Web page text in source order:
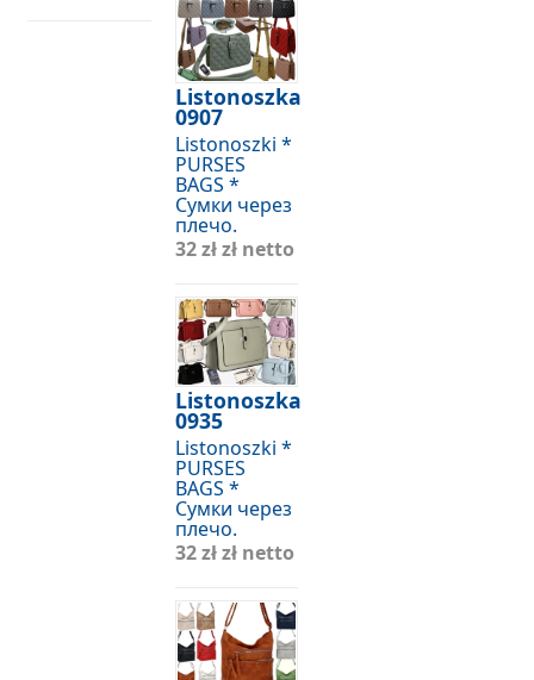
Listonoszka
0907
Listonoszki *
PURSES
BAGS *
Сумки через
плечо.
32 złzł netto
Listonoszka
0935
Listonoszki *
PURSES
BAGS *
Сумки через
плечо.
32 złzł netto